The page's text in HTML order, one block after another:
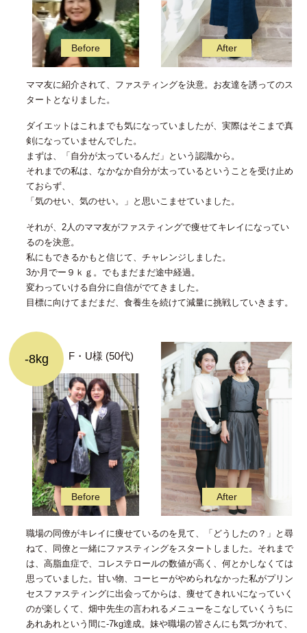
ママ友に紹介されて、ファスティングを決意。お友達を誘ってのス
タートとなりました。
ダイエットはこれまでも気になっていましたが、実際はそこまで真
剣になっていませんでした。
まずは、「自分が太っているんだ」という認識から。
それまでの私は、なかなか自分が太っているということを受け止め
ておらず、
「気のせい、気のせい。」と思いこませていました。
それが、2人のママ友がファスティングで痩せてキレイになってい
るのを決意。
私にもできるかもと信じて、チャレンジしました。
3か月でー９ｋｇ。でもまだまだ途中経過。
変わっていける自分に自信がでてきました。
目標に向けてまだまだ、食養生を続けて減量に挑戦していきます。
F・U様 (50代)
-8kg
職場の同僚がキレイに痩せているのを見て、「どうしたの？」と尋
ねて、同僚と一緒にファスティングをスタートしました。それまで
は、高脂血症で、コレステロールの数値が高く、何とかしなくては
思っていました。甘い物、コーヒーがやめられなかった私がプリン
セスファスティングに出会ってからは、痩せてきれいになっていく
のが楽しくて、畑中先生の言われるメニューをこなしていくうちに
あれあれという間に-7kg達成。妹や職場の皆さんにも気づかれて、